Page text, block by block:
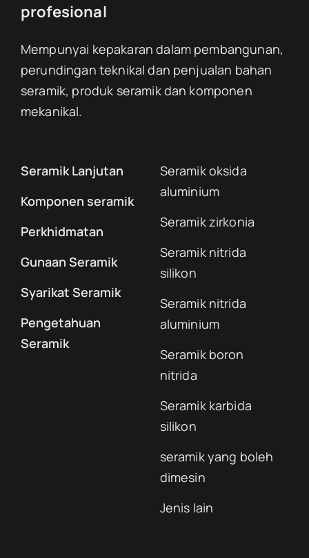
profesional
Mempunyai kepakaran dalam pembangunan,
perundingan teknikal dan penjualan bahan
seramik, produk seramik dan komponen
mekanikal.
Seramik Lanjutan
Komponen seramik
Perkhidmatan
Gunaan Seramik
Syarikat Seramik
Pengetahuan
Seramik
Seramik oksida
aluminium
Seramik zirkonia
Seramik nitrida
silikon
Seramik nitrida
aluminium
Seramik boron
nitrida
Seramik karbida
silikon
seramik yang boleh
dimesin
Jenis lain